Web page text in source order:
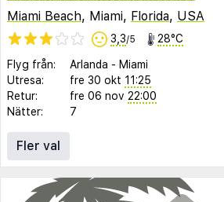
Miami Beach, Miami, Florida, USA
3,3/5 28°C
Flyg från: Arlanda - Miami
Utresa:
fre 30 okt 11:25
Retur:
fre 06 nov 22:00
Nätter:
7
Fler val